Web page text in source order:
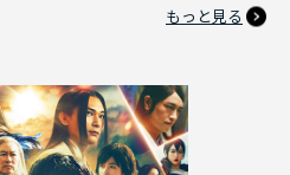
もっと見る